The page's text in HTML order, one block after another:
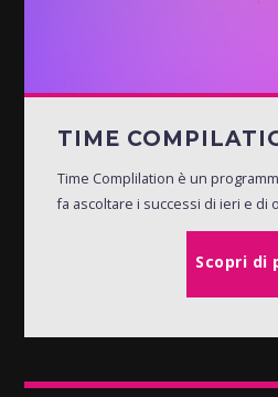
TIME
Time Complilation è un
fa ascoltare i successi di ieri e di
Scopri di